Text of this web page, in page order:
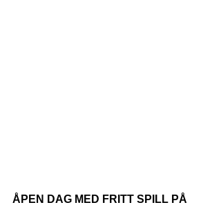
ÅPEN DAG MED FRITT SPILL PÅ